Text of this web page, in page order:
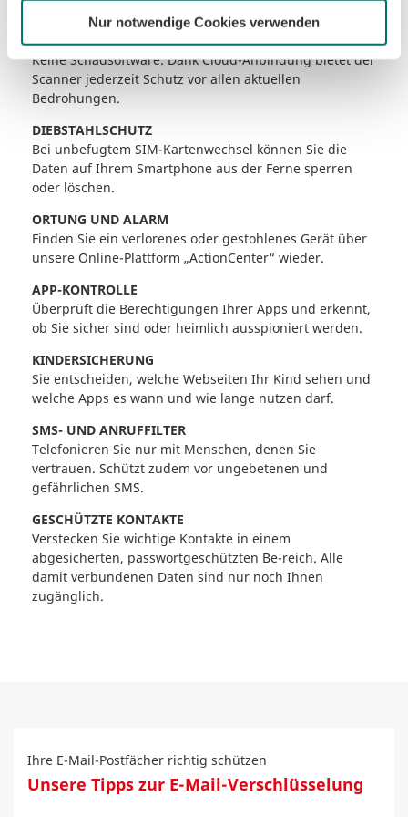
Nur notwendige Cookies verwenden
VIRENSCANNER
Keine Schadsoftware: Dank Cloud-Anbindung bietet der
Scanner jederzeit Schutz vor allen aktuellen
Bedrohungen.
DIEBSTAHLSCHUTZ
Bei unbefugtem SIM-Kartenwechsel können Sie die
Daten auf Ihrem Smartphone aus der Ferne sperren
oder löschen.
ORTUNG UND ALARM
Finden Sie ein verlorenes oder gestohlenes Gerät über
unsere Online-Plattform „ActionCenter“ wieder.
APP-KONTROLLE
Überprüft die Berechtigungen Ihrer Apps und erkennt,
ob Sie sicher sind oder heimlich ausspioniert werden.
KINDERSICHERUNG
Sie entscheiden, welche Webseiten Ihr Kind sehen und
welche Apps es wann und wie lange nutzen darf.
SMS- UND ANRUFFILTER
Telefonieren Sie nur mit Menschen, denen Sie
vertrauen. Schützt zudem vor ungebetenen und
gefährlichen SMS.
GESCHÜTZTE KONTAKTE
Verstecken Sie wichtige Kontakte in einem
abgesicherten, passwortgeschützten Be-reich. Alle
damit verbundenen Daten sind nur noch Ihnen
zugänglich.
Ihre E-Mail-Postfächer richtig schützen
Unsere Tipps zur E-Mail-Verschlüsselung